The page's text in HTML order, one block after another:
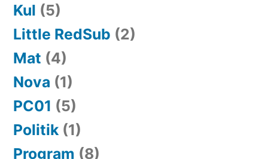
Kul (5)
Little RedSub (2)
Mat (4)
Nova (1)
PC01 (5)
Politik (1)
Program (8)